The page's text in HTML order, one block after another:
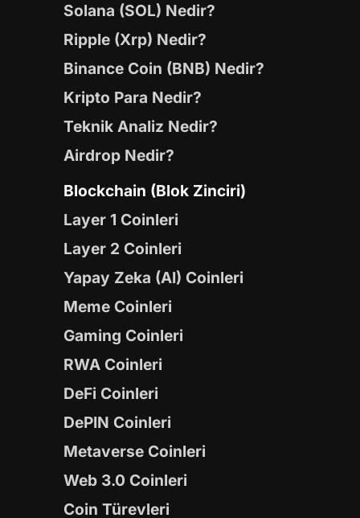
Solana (SOL) Nedir?
Ripple (Xrp) Nedir?
Binance Coin (BNB) Nedir?
Kripto Para Nedir?
Teknik Analiz Nedir?
Airdrop Nedir?
Blockchain (Blok Zinciri)
Layer 1 Coinleri
Layer 2 Coinleri
Yapay Zeka (AI) Coinleri
Meme Coinleri
Gaming Coinleri
RWA Coinleri
DeFi Coinleri
DePIN Coinleri
Metaverse Coinleri
Web 3.0 Coinleri
Coin Türevleri